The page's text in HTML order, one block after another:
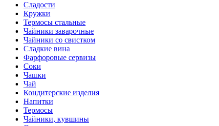
Сладости
Кружки
Термосы стальные
Чайники заварочные
Чайники со свистком
Сладкие вина
Фарфоровые сервизы
Соки
Чашки
Чай
Кондитерские изделия
Напитки
Термосы
Чайники, кувшины